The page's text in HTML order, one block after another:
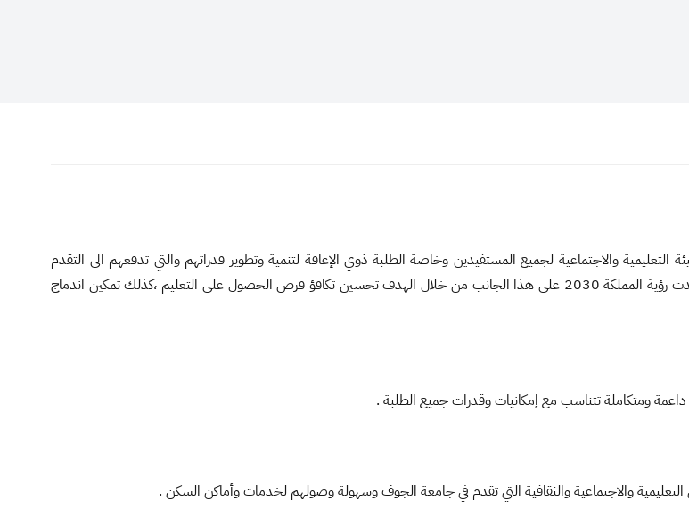
والاجتماعية لجميع المستفيدين وخاصة الطلبة ذوي الإعاقة لتنمية وتطوير قدراتهم والتي تدفعهم الى التقدم
الاكاديمي والثقافي والاجتماعي وذلك من خلال توفير فرص التعليم لجميع الافراد ، وقد اكدت رؤية المملكة 2030 على هذا الجانب من خلال الهدف تحسين تكافؤ فرص الحصول على التعليم ،كذلك تمكين اندماج
ومتكاملة تتناسب مع إمكانيات وقدرات جميع الطلبة .
والاجتماعية والثقافية التي تقدم في جامعة الجوف وسهولة وصولهم لخدمات وأماكن السكن .